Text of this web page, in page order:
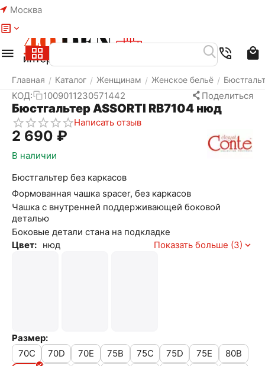
Москва
Главная / Каталог / Женщинам / Женское бельё /
КОД: 1009011230571442 Поделиться
Бюстгальтер ASSORTI RB7104 нюд
Написать отзыв
2 690 ₽
В наличии
Бюстгальтер без каркасов
Формованная чашка spacer, без каркасов
Чашка с внутренней поддерживающей боковой
деталью
Боковые детали стана на подкладке
Цвет: нюд Показать больше (3)
Размер:
70C
70D 70E 75B 75C 75D 75E
80B
Меню